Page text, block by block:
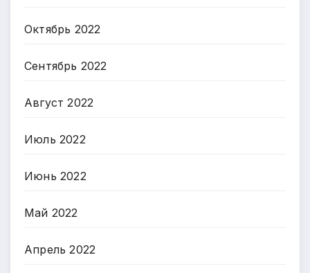
Октябрь 2022
Сентябрь 2022
Август 2022
Июль 2022
Июнь 2022
Май 2022
Апрель 2022